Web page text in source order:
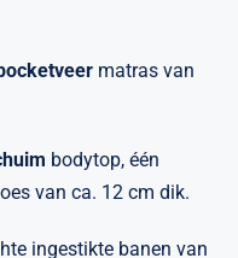
matras van
bodytop, één
van ca. 12 cm dik.
ingestikte banen van